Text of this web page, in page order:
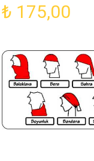
₺ 175,00